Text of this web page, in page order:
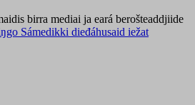
birra mediai ja eará berošteaddjiide
Sámedikki dieđáhusaid iežat